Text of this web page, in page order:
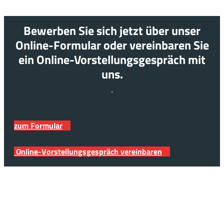
Bewerben Sie sich jetzt über unser
Online-Formular oder vereinbaren Sie
ein Online-Vorstellungsgespräch mit
uns.
zum Formular
Online-Vorstellungsgespräch vereinbaren